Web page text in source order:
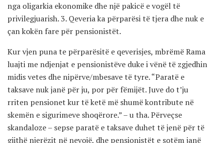
nga oligarkia ekonomike dhe një pakicë e vogël të
privilegjuarish. 3. Qeveria ka përparësi të tjera dhe nuk e
çan kokën fare për pensionistët.
Kur vjen puna te përparësitë e qeverisjes, mbrëmë Rama
luajti me ndjenjat e pensionistëve duke i vënë të zgjedhin
midis vetes dhe nipërve/mbesave të tyre. “Paratë e
taksave nuk janë për ju, por për fëmijët. Juve do t’ju
rriten pensionet kur të ketë më shumë kontribute në
skemën e sigurimeve shoqërore.” – u tha. Përveçse
skandaloze – sepse paratë e taksave duhet të jenë për të
gjithë njerëzit në nevojë, dhe pensionistët e sotëm janë